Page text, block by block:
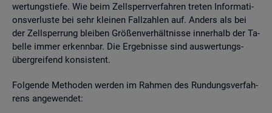
wer­tungs­tie­fe. Wie beim Zell­sperr­ver­fah­ren tre­ten In­for­ma­ti­
ons­ver­lus­te bei sehr klei­nen Fall­zah­len auf. An­ders als bei
der Zell­sper­rung blei­ben Grö­ßen­ver­hält­nis­se in­ner­halb der Ta­
bel­le immer er­kenn­bar. Die Er­geb­nis­se sind aus­wer­tungs­
über­grei­fend kon­sis­tent.
Fol­gen­de Me­tho­den wer­den im Rah­men des Run­dungs­ver­fah­
rens an­ge­wen­det: